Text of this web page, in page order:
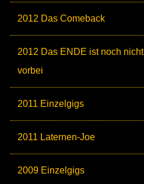
2012 Das Comeback
2012 Das ENDE ist noch nicht
vorbei
2011 Einzelgigs
2011 Laternen-Joe
2009 Einzelgigs